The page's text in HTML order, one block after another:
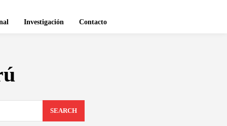
Investigación Contacto
SEARCH